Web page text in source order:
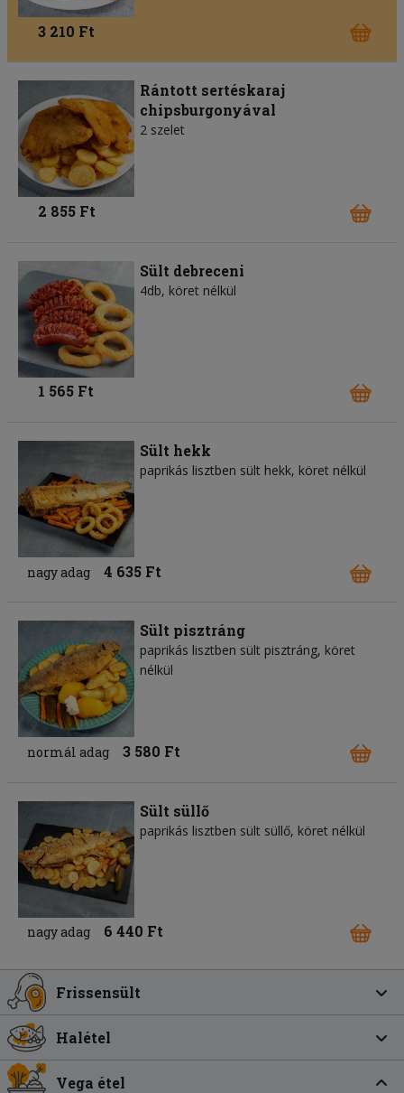
3 210 Ft
Rántott sertéskaraj
chipsburgonyával
2 szelet
2 855 Ft
Sült debreceni
4db, köret nélkül
1 565 Ft
Sült hekk
paprikás lisztben sült hekk, köret nélkül
nagy adag 4 635 Ft
Sült pisztráng
paprikás lisztben sült pisztráng, köret
nélkül
normál adag 3 580 Ft
Sült süllő
paprikás lisztben sült süllő, köret nélkül
nagy adag 6 440 Ft
Frissensült
Halétel
Vega étel